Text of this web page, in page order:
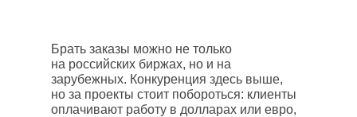
Брать заказы можно не только
на российских биржах, но и на
зарубежных. Конкуренция здесь выше,
но за проекты стоит побороться: клиенты
оплачивают работу в долларах или евро,